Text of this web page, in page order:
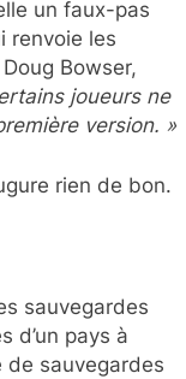
un faux-pas
renvoie les
Bowser,
joueurs ne
version. »
rien de bon.
sauvegardes
d’un pays à
de sauvegardes